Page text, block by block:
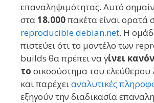
επαναληψιμότητας. Αυτό
στα 18.000πακέτα είναιορατά
reproducible.debian.net. Η
πιστεύειότι το μοντέλο των
builds θα πρέπει να γίνει
το οικοσύστημα του ελεύθερου
καιπαρέχειαναλυτικές
εξηγούν την διαδικασία